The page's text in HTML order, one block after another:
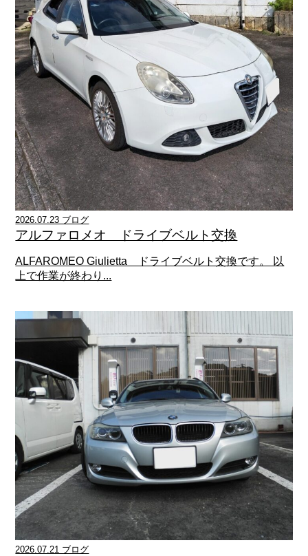
2026.07.23 ブログ
アルファロメオ ドライブベルト交換
ALFAROMEO Giulietta ドライブベルト交換です。 以
上で作業が終わり...
2026.07.21 ブログ